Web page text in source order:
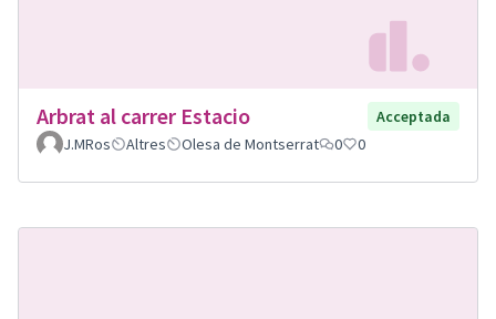
Arbrat al carrer Estacio
Acceptada
J.MRos
Altres Olesa de Montserrat 0 0